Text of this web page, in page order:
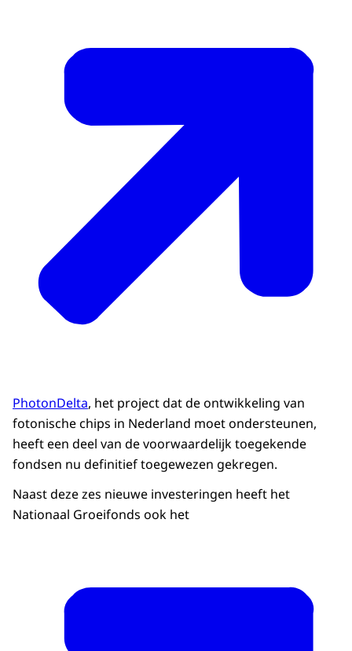
PhotonDelta, het project dat de ontwikkeling van
fotonische chips in Nederland moet ondersteunen,
heeft een deel van de voorwaardelijk toegekende
fondsen nu definitief toegewezen gekregen.
Naast deze zes nieuwe investeringen heeft het
Nationaal Groeifonds ook het